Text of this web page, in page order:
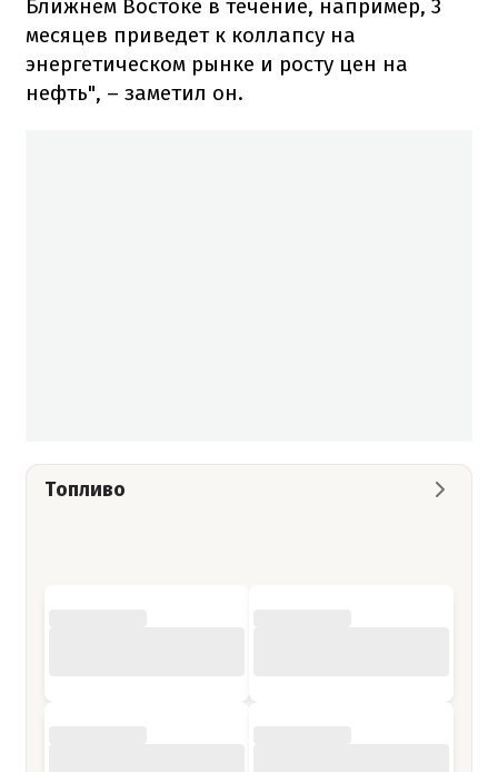
Ближнем Востоке в течение, например, 3
месяцев приведет к коллапсу на
энергетическом рынке и росту цен на
нефть", – заметил он.
Топливо